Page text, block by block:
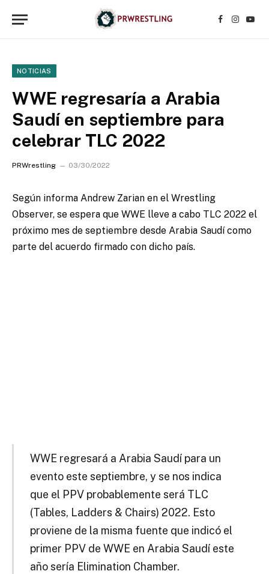
Facebook
NOTICIAS
WWE regresaría a Arabia
Saudí en septiembre para
celebrar TLC 2022
PRWrestling 03/30/2022
Según informa Andrew Zarian en el Wrestling
Observer, se espera que WWE lleve a cabo TLC 2022 el
próximo mes de septiembre desde Arabia Saudí como
parte del acuerdo firmado con dicho país.
WWE regresará a Arabia Saudí para un
evento este septiembre, y se nos indica
que el PPV probablemente será TLC
(Tables, Ladders & Chairs) 2022. Esto
proviene de la misma fuente que indicó el
primer PPV de WWE en Arabia Saudí este
año sería Elimination Chamber.